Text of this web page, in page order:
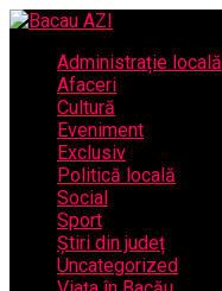
Administrație locală
Afaceri
Cultură
Eveniment
Exclusiv
Politică locală
Social
Sport
Știri din județ
Uncategorized